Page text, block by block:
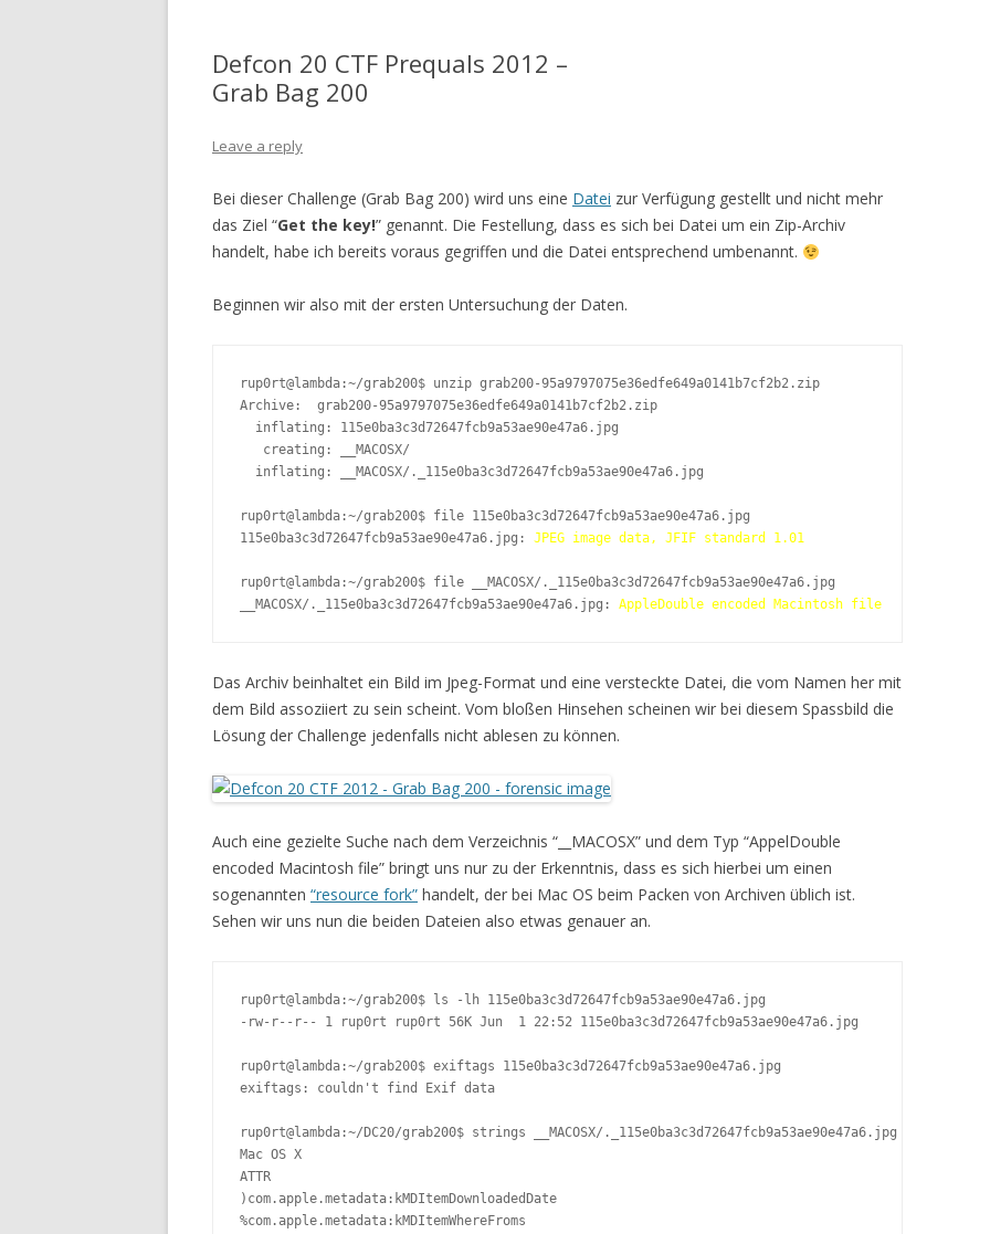
Defcon 20 CTF Prequals 2012 –
Grab Bag 200
Leave a reply
Bei dieser Challenge (Grab Bag 200) wird uns eine Datei zur Verfügung gestellt und nicht mehr
das Ziel “Get the key!” genannt. Die Festellung, dass es sich bei Datei um ein Zip-Archiv
handelt, habe ich bereits voraus gegriffen und die Datei entsprechend umbenannt.
Beginnen wir also mit der ersten Untersuchung der Daten.
rup0rt@lambda:~/grab200$ unzip grab200-95a9797075e36edfe649a0141b7cf2b2.zip
Archive:  grab200-95a9797075e36edfe649a0141b7cf2b2.zip
inflating: 115e0ba3c3d72647fcb9a53ae90e47a6.jpg
creating: __MACOSX/
inflating: __MACOSX/._115e0ba3c3d72647fcb9a53ae90e47a6.jpg
rup0rt@lambda:~/grab200$ file 115e0ba3c3d72647fcb9a53ae90e47a6.jpg
115e0ba3c3d72647fcb9a53ae90e47a6.jpg: JPEG image data, JFIF standard 1.01
rup0rt@lambda:~/grab200$ file __MACOSX/._115e0ba3c3d72647fcb9a53ae90e47a6.jpg
__MACOSX/._115e0ba3c3d72647fcb9a53ae90e47a6.jpg: AppleDouble encoded Macintosh file
Das Archiv beinhaltet ein Bild im Jpeg-Format und eine versteckte Datei, die vom Namen her mit
dem Bild assoziiert zu sein scheint. Vom bloßen Hinsehen scheinen wir bei diesem Spassbild die
Lösung der Challenge jedenfalls nicht ablesen zu können.
Auch eine gezielte Suche nach dem Verzeichnis “__MACOSX” und dem Typ “AppelDouble
encoded Macintosh file” bringt uns nur zu der Erkenntnis, dass es sich hierbei um einen
sogenannten “resource fork” handelt, der bei Mac OS beim Packen von Archiven üblich ist.
Sehen wir uns nun die beiden Dateien also etwas genauer an.
rup0rt@lambda:~/grab200$ ls -lh 115e0ba3c3d72647fcb9a53ae90e47a6.jpg
-rw-r--r-- 1 rup0rt rup0rt 56K Jun  1 22:52 115e0ba3c3d72647fcb9a53ae90e47a6.jpg
rup0rt@lambda:~/grab200$ exiftags 115e0ba3c3d72647fcb9a53ae90e47a6.jpg
exiftags: couldn't find Exif data
rup0rt@lambda:~/DC20/grab200$ strings __MACOSX/._115e0ba3c3d72647fcb9a53ae90e47a6.jpg
Mac OS X
ATTR
)com.apple.metadata:kMDItemDownloadedDate
%com.apple.metadata:kMDItemWhereFroms